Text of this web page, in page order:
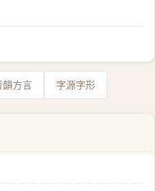
韻方言 字源字形